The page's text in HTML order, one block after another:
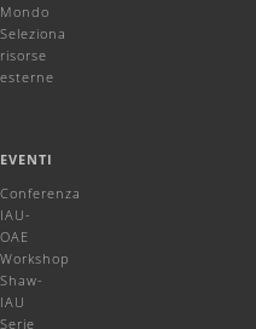
Mondo
Seleziona
risorse
esterne
EVENTI
Conferenza
IAU-
OAE
Workshop
Shaw-
IAU
Serie